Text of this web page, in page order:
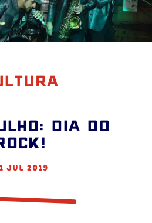
Dia do
jul 2019